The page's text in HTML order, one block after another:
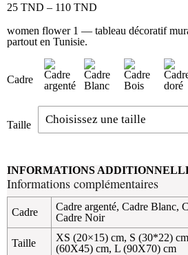
25 TND – 110 TND
women flower 1 — tableau décoratif
partout en Tunisie.
Cadre
Taille
INFORMATIONS
Informations complémentaires
Cadre Cadre argenté, Cadre Blanc,
Cadre Noir
Taille XS (20×15) cm, S (30*22) cm
(60X45) cm, L (90X70) cm